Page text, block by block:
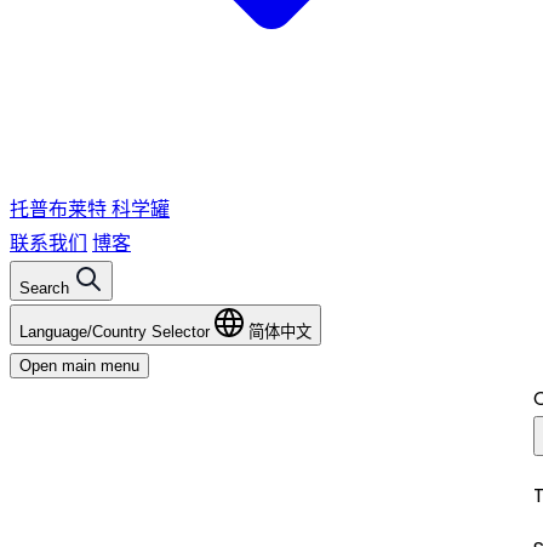
托普布莱特科学罐
联系我们 博客
Search
Language/Country Selector
简体中文
Open main menu